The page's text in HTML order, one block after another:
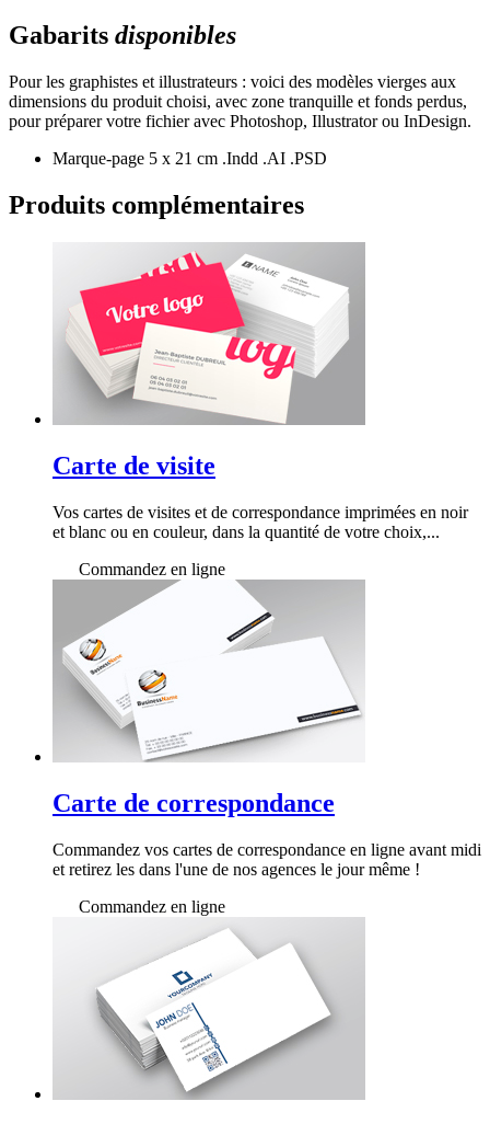
Gabarits disponibles
Pour les graphistes et illustrateurs : voici des modèles vierges aux
dimensions du produit choisi, avec zone tranquille et fonds perdus,
pour préparer votre fichier avec Photoshop, Illustrator ou InDesign.
Marque-page 5 x 21 cm .Indd .AI .PSD
Produits complémentaires
Carte de visite
Vos cartes de visites et de correspondance imprimées en noir
et blanc ou en couleur, dans la quantité de votre choix,...
Commandez en ligne
Carte de correspondance
Commandez vos cartes de correspondance en ligne avant midi
et retirez les dans l'une de nos agences le jour même !
Commandez en ligne